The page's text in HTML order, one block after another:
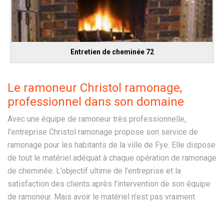
Entretien de cheminée 72
Le ramoneur Christol ramonage,
professionnel dans son domaine
Avec une équipe de ramoneur très professionnelle,
l’entreprise Christol ramonage propose son service de
ramonage pour les habitants de la ville de Fye. Elle dispose
de tout le matériel adéquat à chaque opération de ramonage
de cheminée. L’objectif ultime de l’entreprise et la
satisfaction des clients après l’intervention de son équipe
de ramoneur. Mais avoir le matériel n’est pas vraiment